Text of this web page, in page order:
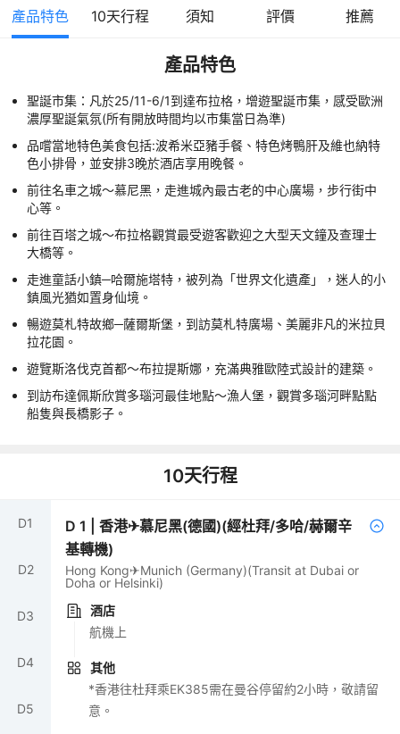
產品特色 10天行程 須知 評價 推薦
產品特色
聖誕市集：凡於25/11-6/1到達布拉格，增遊聖誕市集，感受歐洲
濃厚聖誕氣氛(所有開放時間均以市集當日為準)
品嚐當地特色美食包括:波希米亞豬手餐、特色烤鴨肝及維也納特
色小排骨，並安排3晚於酒店享用晚餐。
前往名車之城～慕尼黑，走進城內最古老的中心廣場，步行街中
心等。
前往百塔之城～布拉格觀賞最受遊客歡迎之大型天文鐘及查理士
大橋等。
走進童話小鎮─哈爾施塔特，被列為「世界文化遺產」，迷人的小
鎮風光猶如置身仙境。
暢遊莫札特故鄉─薩爾斯堡，到訪莫札特廣場、美麗非凡的米拉貝
拉花園。
遊覽斯洛伐克首都～布拉提斯娜，充滿典雅歐陸式設計的建築。
到訪布達佩斯欣賞多瑙河最佳地點～漁人堡，觀賞多瑙河畔點點
船隻與長橋影子。
10天行程
D1
D2
D3
D4
D5
D1 |香港✈慕尼黑(德國)(經杜拜/多哈/赫爾辛
基轉機)
Hong Kong✈Munich (Germany)(Transit at Dubai or
Doha or Helsinki)
酒店
航機上
其他
*香港往杜拜乘EK385需在曼谷停留約2小時，敬請留
意。